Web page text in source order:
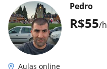
R$55/h
Pedro
Aulas online